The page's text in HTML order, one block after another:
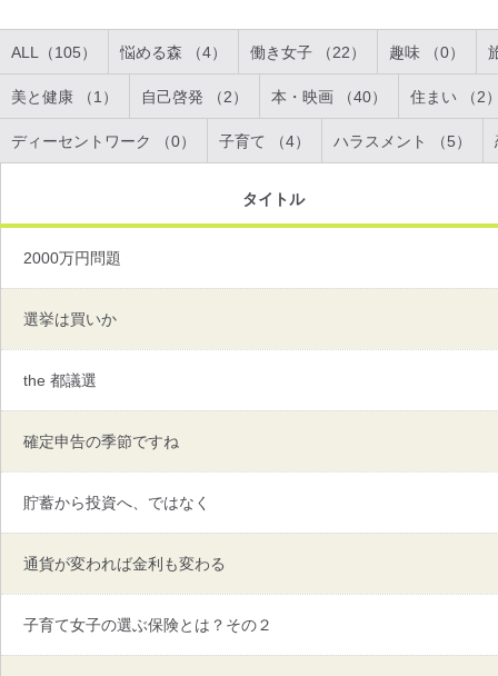
ALL（105） 悩める森 （4） 働き女子 （22） 趣味 （0）
美と健康 （1） 自己啓発 （2） 本・映画 （40） 住まい （2
ディーセントワーク （0） 子育て （4） ハラスメント （5）
タイトル
2000万円問題
選挙は買いか
the 都議選
確定申告の季節ですね
貯蓄から投資へ、ではなく
通貨が変われば金利も変わる
子育て女子の選ぶ保険とは？その２